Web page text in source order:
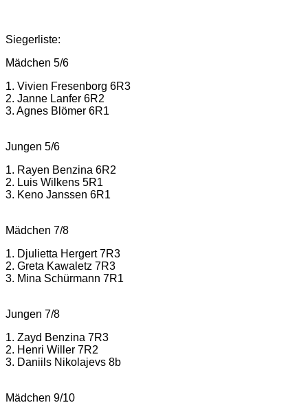
Siegerliste:
Mädchen 5/6
1. Vivien Fresenborg 6R3
2. Janne Lanfer 6R2
3. Agnes Blömer 6R1
Jungen 5/6
1. Rayen Benzina 6R2
2. Luis Wilkens 5R1
3. Keno Janssen 6R1
Mädchen 7/8
1. Djulietta Hergert 7R3
2. Greta Kawaletz 7R3
3. Mina Schürmann 7R1
Jungen 7/8
1. Zayd Benzina 7R3
2. Henri Willer 7R2
3. Daniils Nikolajevs 8b
Mädchen 9/10